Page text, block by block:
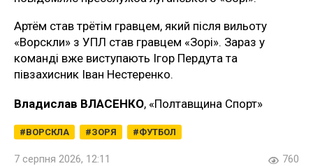
Артём став трётім гравцем, який після вильоту
«Ворскли» з УПЛ став гравцем «Зорі». Зараз у
команді вже виступають Ігор Пердута та
півзахисник Іван Нестеренко.
Владислав ВЛАСЕНКО, «Полтавщина Спорт»
ВОРСКЛА ЗОРЯ ФУТБОЛ
7 серпня 2026, 12:11 760